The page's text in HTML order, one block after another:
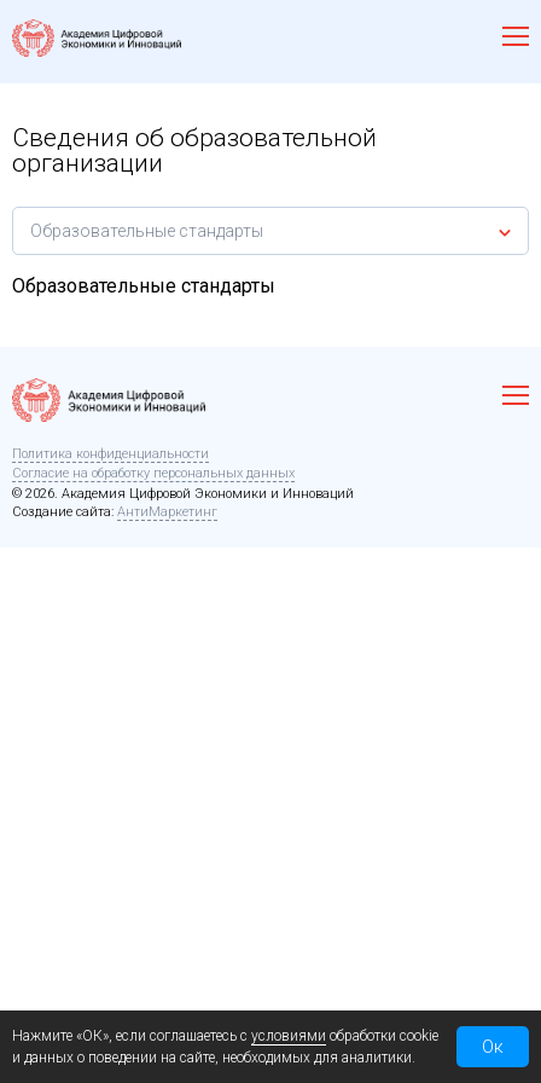
Сведения об образовательной
организации
Образовательные стандарты
Образовательные стандарты
Политика конфиденциальности
Согласие на обработку персональных данных
© 2026. Академия Цифровой Экономики и Инноваций
Создание сайта: АнтиМаркетинг
Нажмите «ОК», если соглашаетесь с условиями обработки cookie
и данных о поведении на сайте, необходимых для аналитики.
Ок